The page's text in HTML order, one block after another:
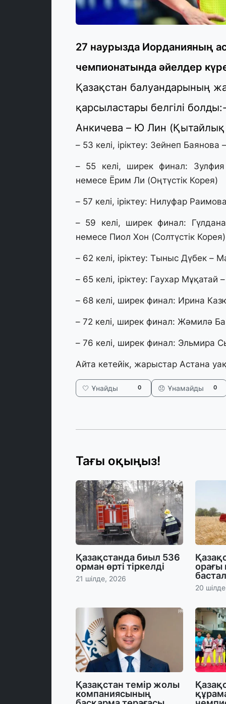
27 наурызда Иорданияның
чемпионатында әйелдер
Қазақстан балуандарының
қарсыластары белгілі
Анкичева – Ю Лин
– 53 келі, іріктеу: Зейнеп
– 55 келі, ширек финал:
немесе Ёрим Ли (Оңтүстік Корея)
– 57 келі, іріктеу: Нилуфар
– 59 келі, ширек финал:
немесе Пиол Хон (Солтүстік Корея)
– 62 келі, іріктеу: Тыныс Дүбек –
– 65 келі, іріктеу: Гаухар
– 68 келі, ширек финал: Ирина
– 72 келі, ширек финал: Жәмилә
– 76 келі, ширек финал: Эльмира
Айта кетейік, жарыстар Астана
🤍 Ұнайды 0 😞 Ұнамайды 0
Тағы оқыңыз!
Қазақстанда биыл 536
орман өрті тіркелді
21 шілде, 2026
орағы
20
Қазақстан темір жолы
компаниясының